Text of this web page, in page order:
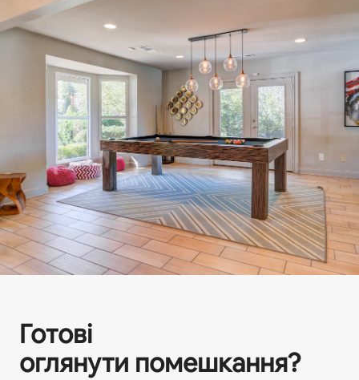
Готові
оглянути помешкання?